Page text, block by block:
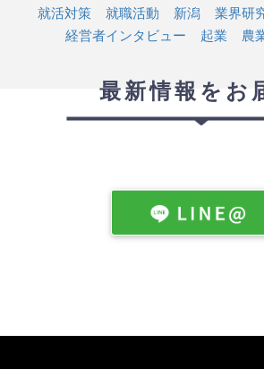
就活対策
就職活動 新潟 業界研
経営者インタビュー
起業 農
最新情報をお